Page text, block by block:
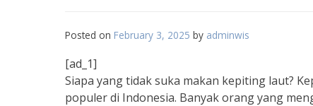
Posted on February 3, 2025 by adminwis
[ad_1]
Siapa yang tidak suka makan kepiting laut?
populer di Indonesia. Banyak orang yang